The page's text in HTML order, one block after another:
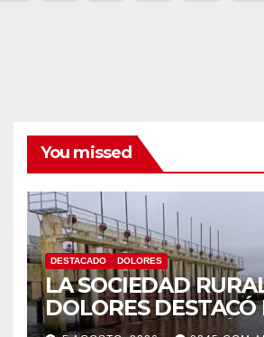
You missed
DESTACADO DOLORES
LA SOCIEDAD
DOLORES DESTACÓ
TRABAJOS